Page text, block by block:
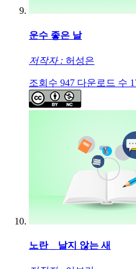
운수 좋은 날
저작자 : 허성은
조회수 947 다운로드 수
노란 _ 날지 않는 새